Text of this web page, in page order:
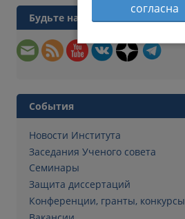
Будьте на связи
События
Новости Института
Заседания Ученого совета
Семинары
Защита диссертаций
Конференции, гранты, конкурсы
согласна